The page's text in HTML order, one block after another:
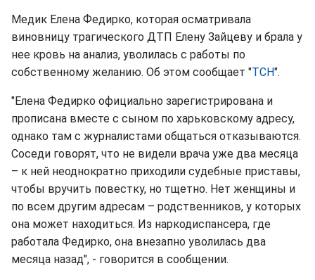
Медик Елена Федирко, которая осматривала
виновницу трагического ДТП Елену Зайцеву и брала у
нее кровь на анализ, уволилась с работы по
собственному желанию. Об этом сообщает "ТСН".
"Елена Федирко официально зарегистрирована и
прописана вместе с сыном по харьковскому адресу,
однако там с журналистами общаться отказываются.
Соседи говорят, что не видели врача уже два месяца
– к ней неоднократно приходили судебные приставы,
чтобы вручить повестку, но тщетно. Нет женщины и
по всем другим адресам – родственников, у которых
она может находиться. Из наркодиспансера, где
работала Федирко, она внезапно уволилась два
месяца назад", - говорится в сообщении.